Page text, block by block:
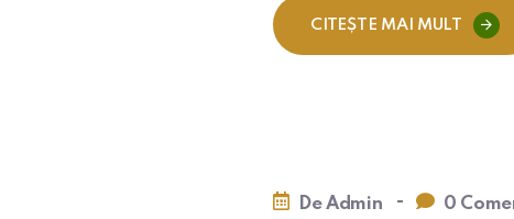
CITEȘTE MAI MULT
DeAdmin - 0